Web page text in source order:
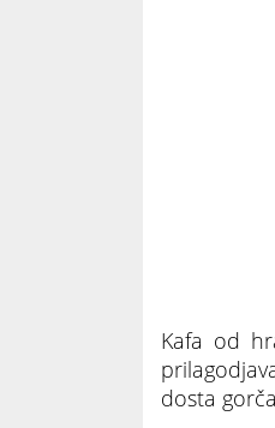
Kafa od
dosta